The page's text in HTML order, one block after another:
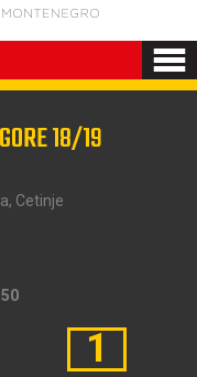
18/19
Cetinje
50
1